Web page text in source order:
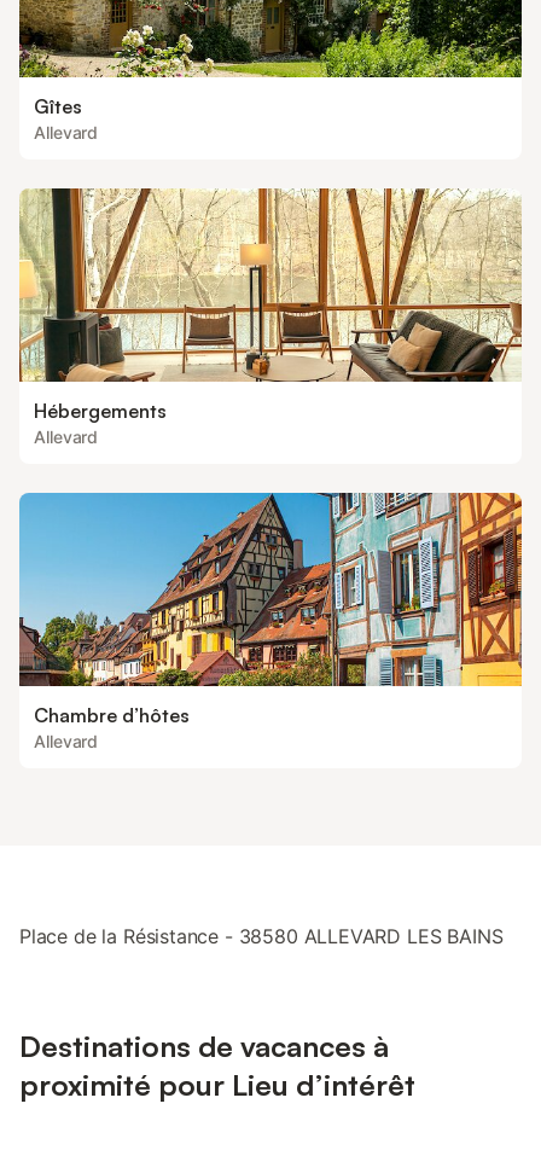
Gîtes
Allevard
Hébergements
Allevard
Chambre d’hôtes
Allevard
Place de la Résistance - 38580 ALLEVARD LES BAINS
Destinations de vacances à
proximité pour Lieu d’intérêt